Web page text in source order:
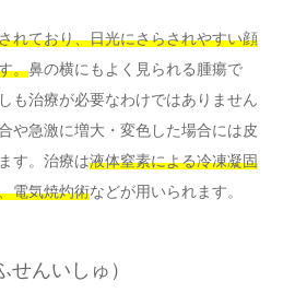
れており、日光にさらされやすい顔
。鼻の横にもよく見られる腫瘍で
も治療が必要なわけではありません
や急激に増大・変色した場合には皮
す。治療は液体窒素による冷凍凝固
電気焼灼術などが用いられます。
せんいしゅ）